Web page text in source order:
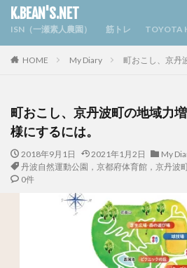
K.BEAN'S.NET
ISN（一瀬素人農園） 筋トレ TOYOTA
HOME My Diary 町おこし、京丹
町おこし、京丹波町の地域力
様にするには。
2018年9月1日 2021年1月2日 My
丹波自然運動公園，京都府体育館，京丹波
0件